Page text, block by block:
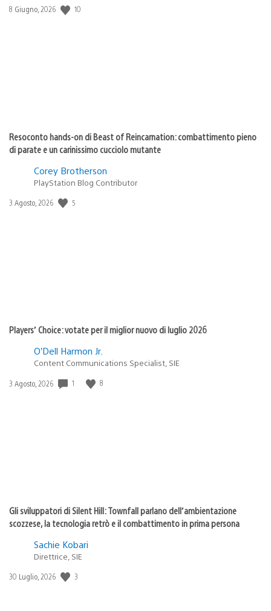
Data
8 Giugno, 2026 10
Resoconto hands-on di Beast of Reincarnation: combattimento pieno
di parate e un carinissimo cucciolo mutante
Corey Brotherson
PlayStation Blog Contributor
Data
3 Agosto, 2026 5
Players’ Choice: votate per il miglior nuovo di luglio 2026
O’Dell Harmon Jr.
Content Communications Specialist, SIE
Data
3 Agosto, 2026 1 8
Gli sviluppatori di Silent Hill: Townfall parlano dell’ambientazione
scozzese, la tecnologia retrò e il combattimento in prima persona
Sachie Kobari
Direttrice, SIE
Data
30 Luglio, 2026 3